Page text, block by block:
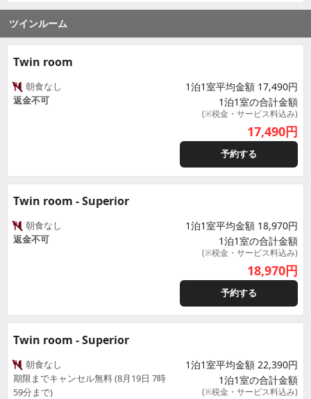
ツインルーム
Twin room
朝食なし
返金不可
1泊1室平均金額 17,490円
1泊1室の合計金額
(※税金・サービス料込み)
17,490円
予約する
Twin room - Superior
朝食なし
返金不可
1泊1室平均金額 18,970円
1泊1室の合計金額
(※税金・サービス料込み)
18,970円
予約する
Twin room - Superior
朝食なし
期限までキャンセル無料 (8月19日 7時
59分まで)
1泊1室平均金額 22,390円
1泊1室の合計金額
(※税金・サービス料込み)